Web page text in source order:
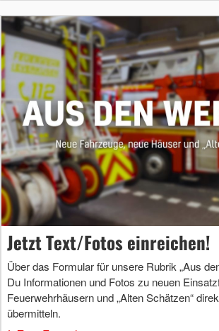
Jetzt Text/Fotos einreichen!
Über das Formular für unsere Rubrik „Aus
Du Informationen und Fotos zu neuen
Feuerwehrhäusern und „Alten Schätzen“
übermitteln.